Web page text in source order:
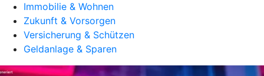
Immobilie & Wohnen
Zukunft & Vorsorgen
Versicherung & Schützen
Geldanlage & Sparen